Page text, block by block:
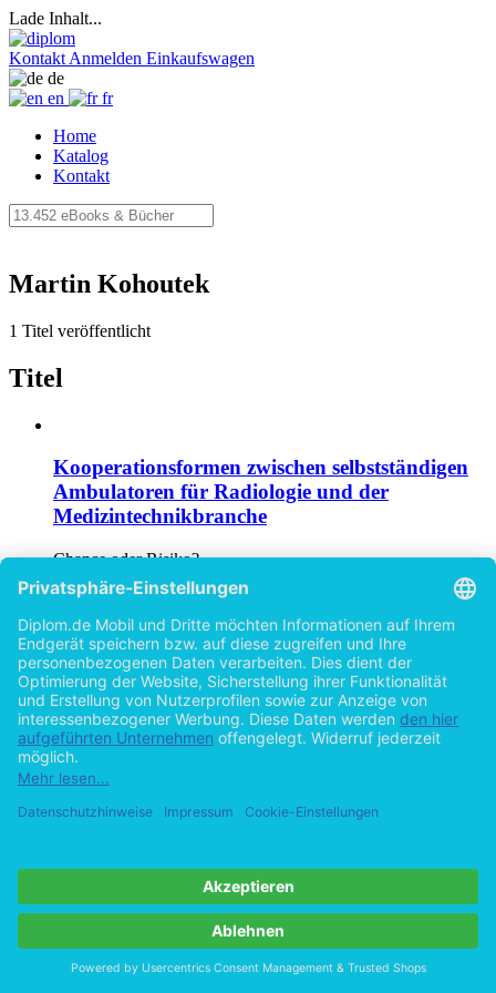
Lade Inhalt...
Kontakt Anmelden Einkaufswagen
de
en
fr
Home
Katalog
Kontakt
Martin Kohoutek
1 Titel veröffentlicht
Titel
Kooperationsformen zwischen selbstständigen
Ambulatoren für Radiologie und der
Chance oder Risiko?
vonMartin Kohoutek (Autor:in)
©2007 Masterarbeit 119 Seiten
Hilfe/FAQ
Impressum
Datenschutz
AGB
Vertrag widerrufen
Zur Desktop-Version
byOpen Publishing